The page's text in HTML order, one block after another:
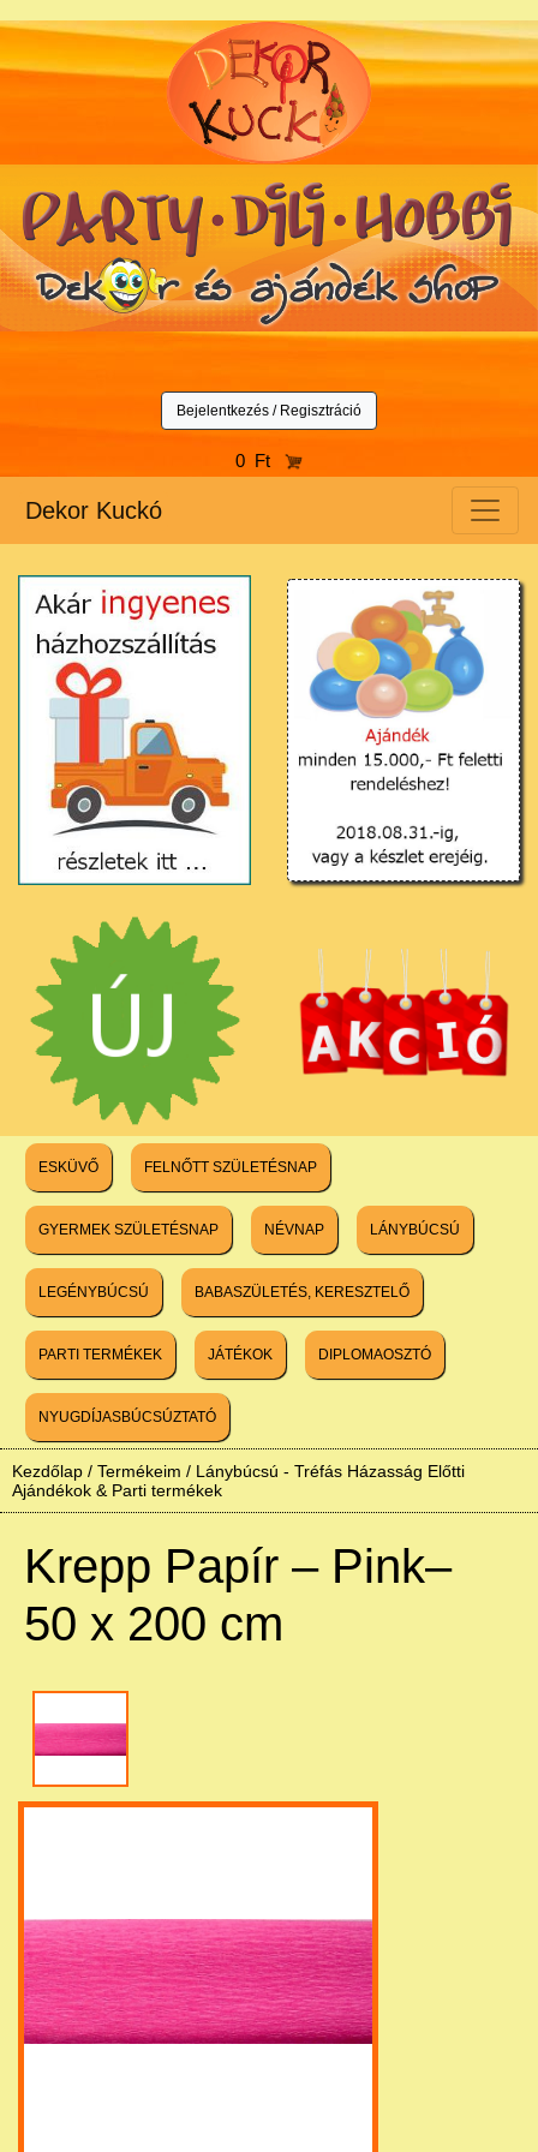
Bejelentkezés / Regisztráció
0 Ft
Dekor Kuckó
ESKÜVŐ FELNŐTT SZÜLETÉSNAP
GYERMEK SZÜLETÉSNAP NÉVNAP LÁNYBÚCSÚ
LEGÉNYBÚCSÚ BABASZÜLETÉS, KERESZTELŐ
PARTI TERMÉKEK JÁTÉKOK DIPLOMAOSZTÓ
NYUGDÍJASBÚCSÚZTATÓ
Kezdőlap / Termékeim / Lánybúcsú - Tréfás Házasság Előtti
Ajándékok & Parti termékek
Krepp Papír – Pink–
50 x 200 cm